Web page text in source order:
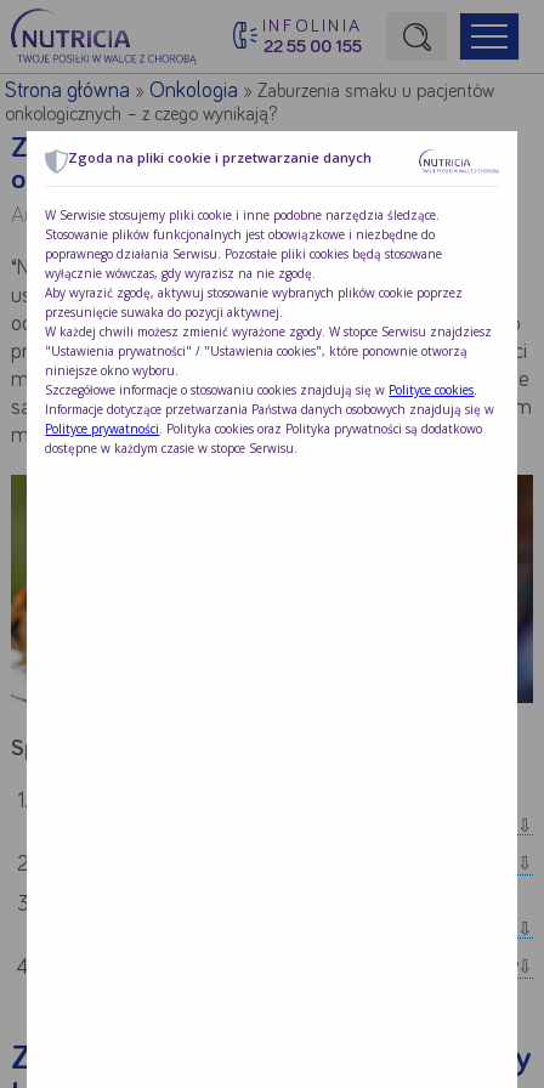
INFOLINIA
22 55 00 155
Początek treści głównej
Strona główna » Onkologia »Zaburzenia smaku u pacjentów
onkologicznych – z czego wynikają?‎
Zaburzenia smaku u pacjentów
onkologicznych – z czego wynikają?‎
Autor:mgr Magdalena Giełbaga-Nowak
“Nie czuję smaku tego dania” – to słowa, które można
usłyszeć z ust pacjentów onkologicznych. Zmiany w
odczuwaniu smaku i zapachu potraw to dolegliwości często
przez nich zgłaszane. Bywają na tyle intensywne, że pacjenci
mają problem ze spożywaniem posiłków i tracą apetyt. Jakie
są przyczyny tego, że zmysł smaku u chorych z nowotworem
może nie pracować prawidłowo?
Spis treści:
Jak długo trwają zaburzenia smaku w chorobie nowotworowej?
Zaburzenia smaku jako skutek uboczny
Zgoda na pliki cookie i przetwarzanie danych
W Serwisie stosujemy pliki cookie i inne podobne narzędzia śledzące.
Stosowanie plików funkcjonalnych jest obowiązkowe i niezbędne do
poprawnego działania Serwisu. Pozostałe pliki cookies będą stosowane
wyłącznie wówczas, gdy wyrazisz na nie zgodę.
Aby wyrazić zgodę, aktywuj stosowanie wybranych plików cookie poprzez
przesunięcie suwaka do pozycji aktywnej.
W każdej chwili możesz zmienić wyrażone zgody. W stopce Serwisu znajdziesz
"Ustawienia prywatności" / "Ustawienia cookies", które ponownie otworzą
niniejsze okno wyboru.
Szczegółowe informacje o stosowaniu cookies znajdują się w Polityce cookies
Informacje dotyczące przetwarzania Państwa danych osobowych znajdują się w
Polityce prywatności . Polityka cookies oraz Polityka prywatności są dodatkowo
dostępne w każdym czasie w stopce Serwisu.